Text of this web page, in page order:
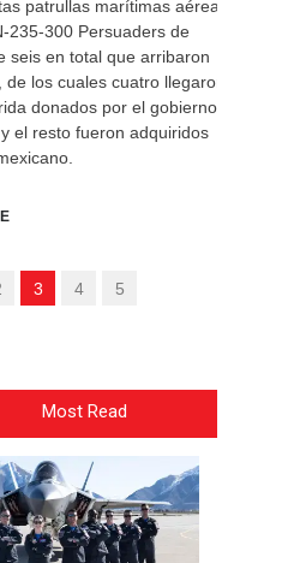
patrullas marítimas aéreas.
235-300 Persuaders de
seis en total que arribaron
los cuales cuatro llegaron
donados por el gobierno
el resto fueron adquiridos
3 4 5
Most Read